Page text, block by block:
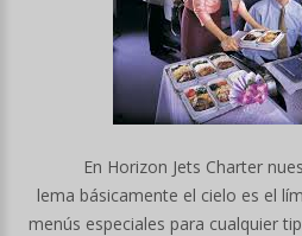
En Horizon Jets Charter
lema básicamente el cielo es el
menús especiales para cualquier